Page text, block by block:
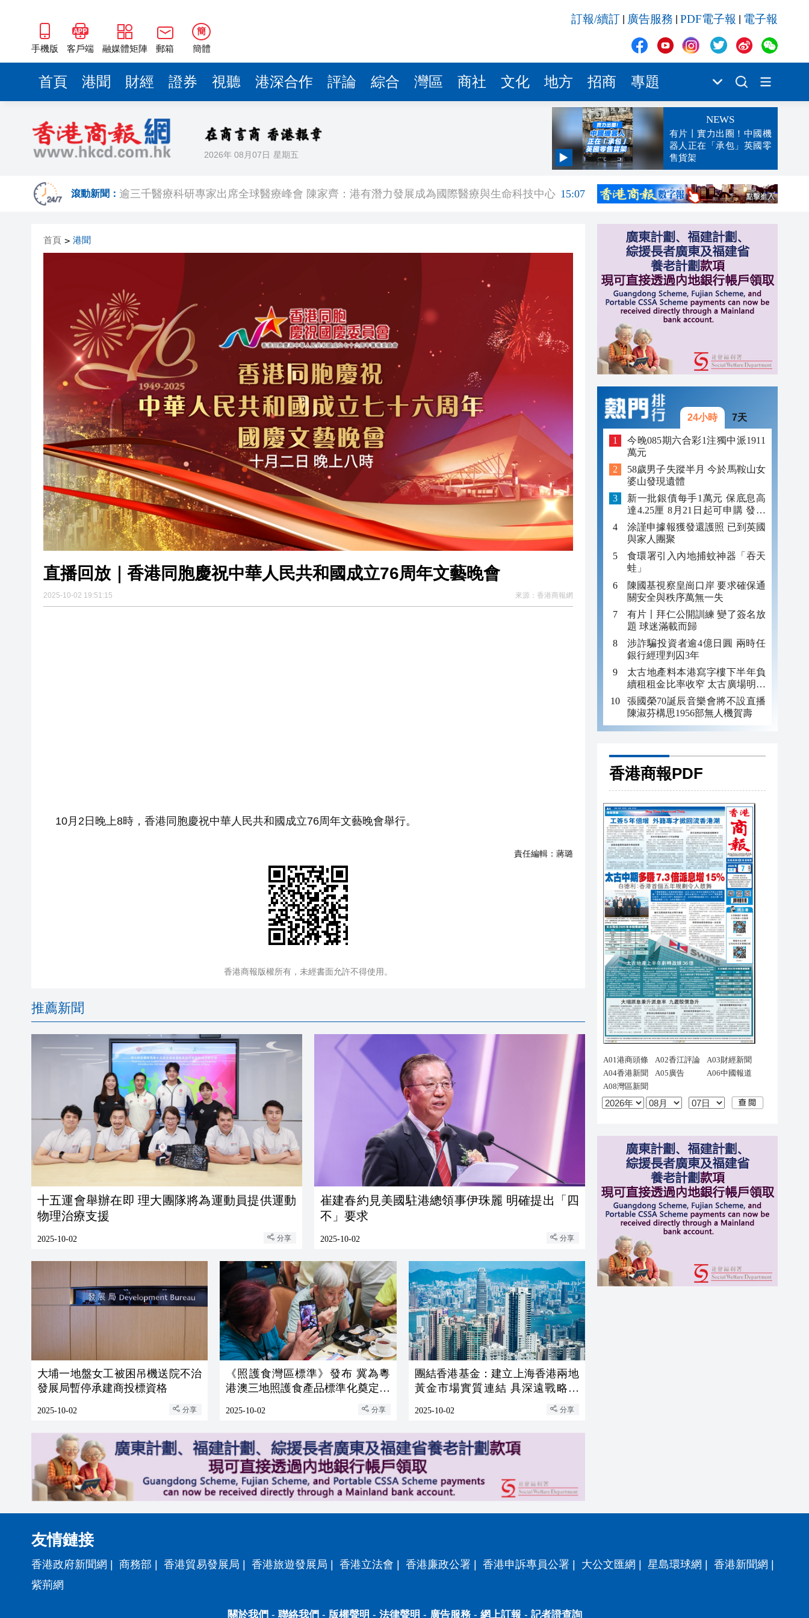
手機版 客戶端 融媒體矩陣 郵箱
簡
簡體
訂報/續訂 廣告服務 PDF電子報 電子報
首頁 港聞 財經 證券 視聽 港深合作 評論 綜合 灣區 商社 文化 地方 招商 專題
2026年 08月07日 星期五
NEWS
有片丨實力出圈！中國機
器人正在「承包」英國零
售貨架
滾動新聞：
15:08
逾三千醫療科研專家出席全球醫療峰會 陳家齊：港有潛力發展成為國際醫療與生命科技中心 15:07
有片｜「港媒行八閩·山海共潮生」——走進寧德時代
今晚啟德對戰 拜仁維拉可演入球騷
有片丨實力出圈！中國機器人正在「承包」英國零售貨架
13:42
首頁 > 港聞
直播回放｜香港同胞慶祝中華人民共和國成立76周年文藝晚會
2025-10-02 19:51:15 來源： 香港商報網
10月2日晚上8時，香港同胞慶祝中華人民共和國成立76周年文藝晚會舉行。
責任編輯： 蔣璐
香港商報版權所有，未經書面允許不得使用。
推薦新聞
十五運會舉辦在即 理大團隊將為運動員提供運動
物理治療支援
2025-10-02 分享
崔建春約見美國駐港總領事伊珠麗 明確提出「四
不」要求
2025-10-02 分享
大埔一地盤女工被困吊機送院不治
發展局暫停承建商投標資格
2025-10-02 分享
《照護食灣區標準》發布 冀為粵
港澳三地照護食產品標準化奠定基
2025-10-02 分享
團結香港基金：建立上海香港兩地
黃金市場實質連結 具深遠戰略意
2025-10-02 分享
24小時 7天
今晚085期六合彩1注獨中派1911
萬元
58歲男子失蹤半月 今於馬鞍山女
婆山發現遺體
新一批銀債每手1萬元 保底息高
達4.25厘 8月21日起可申購 發行
金額最多550億
涂謹申據報獲發還護照 已到英國
與家人團聚
食環署引入內地捕蚊神器「吞天
蛙」
陳國基視察皇崗口岸 要求確保通
關安全與秩序萬無一失
有片〡拜仁公開訓練 變了簽名放
題 球迷滿載而歸
涉詐騙投資者逾4億日圓 兩時任
銀行經理判囚3年
太古地產料本港寫字樓下半年負
續租租金比率收窄 太古廣場明年
轉正
張國榮70誕辰音樂會將不設直播
陳淑芬構思1956部無人機賀壽
香港商報PDF
友情鏈接
香港政府新聞網 商務部 香港貿易發展局 香港旅遊發展局 香港立法會 香港廉政公署 香港申訴專員公署 大公文匯網 星島環球網 香港新聞網
紫荊網
關於我們 - 聯絡我們 - 版權聲明 - 法律聲明 - 廣告服務- 網上訂報 - 記者證查詢